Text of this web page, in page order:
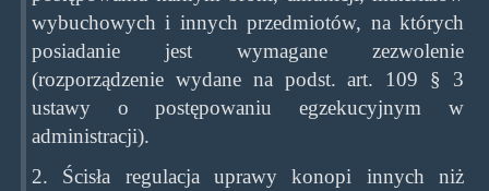
wybuchowych i innych przedmiotów, na których
posiadanie jest wymagane zezwolenie
(rozporządzenie wydane na podst. art. 109 § 3
ustawy o postępowaniu egzekucyjnym w
administracji).
2. Ścisła regulacja uprawy konopi innych niż